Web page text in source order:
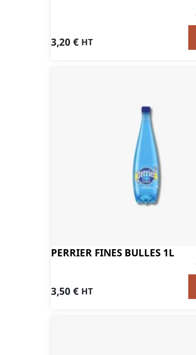
3,20€ HT
PERRIER FINES BULLES 1L
3,50€ HT